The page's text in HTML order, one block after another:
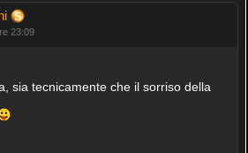
23:09
sia tecnicamente che il sorriso della